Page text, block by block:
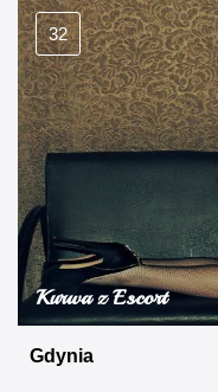
32
Kurwa z Escort
Gdynia